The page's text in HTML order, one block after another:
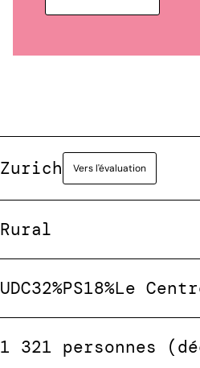
Zurich Vers l'évaluation
Rural
UDC32%PS18%Le
1 321 personnes